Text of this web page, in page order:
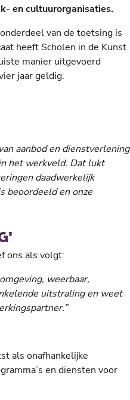
en cultuurorganisaties.
van de toetsing is
heeft Scholen in de Kunst
manier uitgevoerd
jaar geldig.
aanbod en dienstverlening
het werkveld. Dat lukt
daadwerkelijk
beoordeeld en onze
ons als volgt:
weerbaar,
uitstraling en weet
als onafhankelijke
en diensten voor